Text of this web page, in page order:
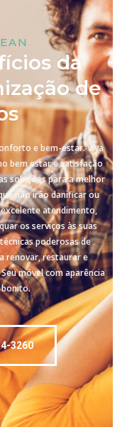
da
de
e bem-estar. Viva
bem estar e satisfação
soluções para a melhor
não irão danificar ou
atendimento,
os serviços às suas
poderosas de
renovar, restaurar e
móvel com aparência
bonito.
3260